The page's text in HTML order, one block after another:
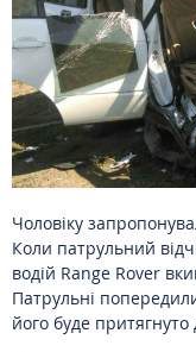
Чоловіку
Коли патрульний
водій Range Rover
Патрульні
його буде притягнуто